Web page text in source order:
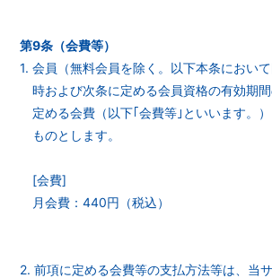
第9条（会費等）
1. 会員（無料会員を除く。以下本条におい
時および次条に定める会員資格の有効期
定める会費（以下｢会費等｣といいます。
ものとします。
[会費]
月会費：440円（税込）
2. 前項に定める会費等の支払方法等は、当